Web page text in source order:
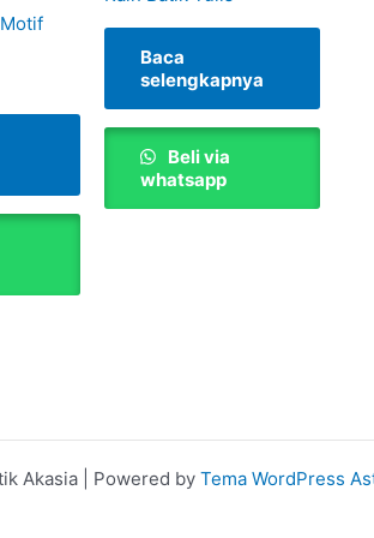
Baca
selengkapnya
Beli via
whatsapp
Akasia | Powered by Tema WordPress